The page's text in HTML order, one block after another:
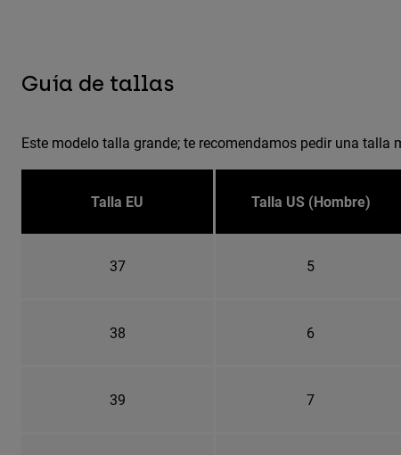
Guía de tallas
Este modelo talla grande; te recomendamos pedir una talla
Talla EU Talla US (Hombre)
37 5
38 6
39 7